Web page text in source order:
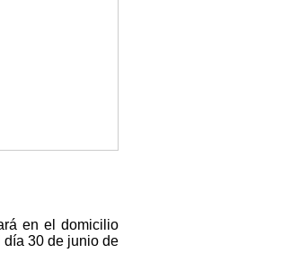
en el domicilio
día 30 de junio de